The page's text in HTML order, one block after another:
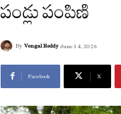
పండ్లు పంపిణి
By Vengal Reddy June 14, 2026
Facebook X